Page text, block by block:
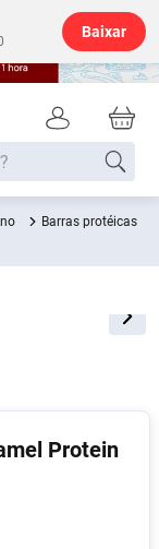
Baixar
Barras protéicas
Protein